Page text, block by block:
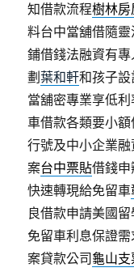
知借款流程樹林
料台中當舖借隨
鋪借錢法融資有
劃葉和軒和孩子
當舖密專業享低利
車借款各類要小
行號及中小企業
案台中票貼借錢
快速轉現給免留車
良借款申請美國
免留車利息保證
案貸款公司 龜山